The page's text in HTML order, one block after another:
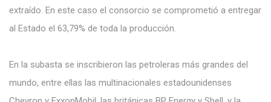
extraído. En este caso el consorcio se comprometió a entregar
al Estado el 63,79% de toda la producción.
En la subasta se inscribieron las petroleras más grandes del
mundo, entre ellas las multinacionales estadounidenses